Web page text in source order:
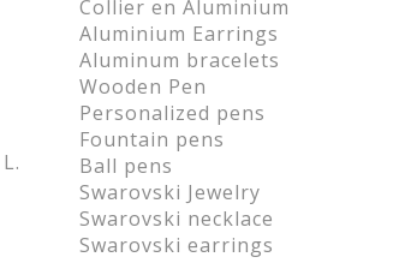
Collier en Aluminium
Aluminium Earrings
Aluminum bracelets
Wooden Pen
Personalized pens
Fountain pens
Ball pens
Swarovski Jewelry
Swarovski necklace
Swarovski earrings